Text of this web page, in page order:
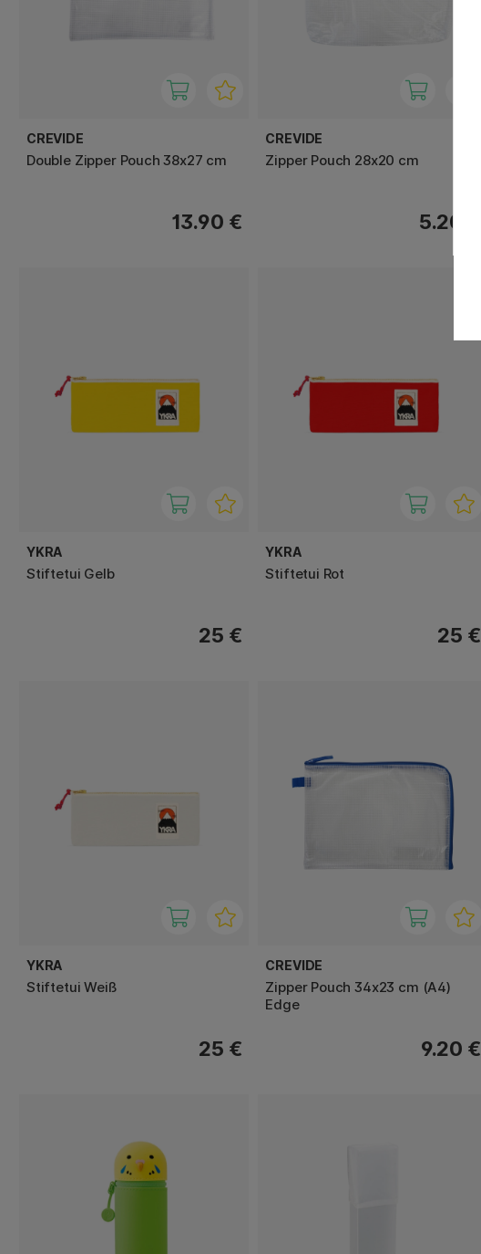
CREVIDE
Double Zipper Pouch 38x27 cm
13.90 €
CREVIDE
Zipper Pouch 28x20 cm
5.20 €
YKRA
Stiftetui Gelb
25 €
YKRA
Stiftetui Rot
25 €
YKRA
Stiftetui Weiß
25 €
CREVIDE
Zipper Pouch 34x23 cm (A4)
Edge
9.20 €